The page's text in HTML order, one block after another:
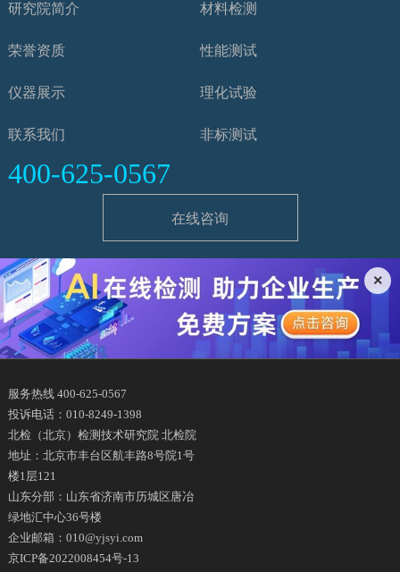
研究院简介
荣誉资质
仪器展示
联系我们
材料检测
性能测试
理化试验
非标测试
400-625-0567
在线咨询
×
服务热线 400-625-0567
投诉电话：010-8249-1398
北检（北京）检测技术研究院 北检院
地址：北京市丰台区航丰路8号院1号
楼1层121
山东分部：山东省济南市历城区唐冶
绿地汇中心36号楼
企业邮箱：010@yjsyi.com
京ICP备2022008454号-13